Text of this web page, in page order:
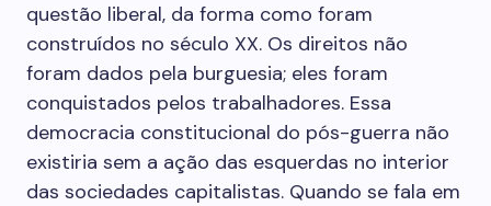
questão liberal, da forma como foram
construídos no século XX. Os direitos não
foram dados pela burguesia; eles foram
conquistados pelos trabalhadores. Essa
democracia constitucional do pós-guerra não
existiria sem a ação das esquerdas no interior
das sociedades capitalistas. Quando se fala em